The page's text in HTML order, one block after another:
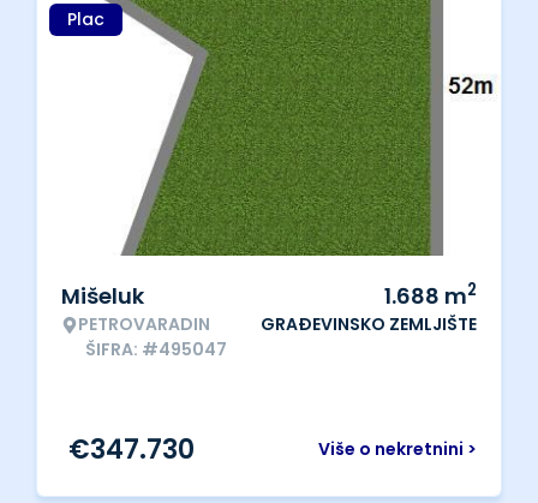
Plac
Mišeluk
PETROVARADIN
ŠIFRA: #495047
1.688 m2
GRAĐEVINSKO ZEMLJIŠTE
Više o nekretnini >
€347.730